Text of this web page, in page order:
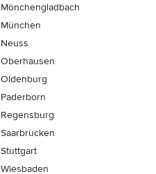
Mönchen­gladbach
München
Neuss
Oberhausen
Oldenburg
Paderborn
Regensburg
Saarbrücken
Stuttgart
Wiesbaden